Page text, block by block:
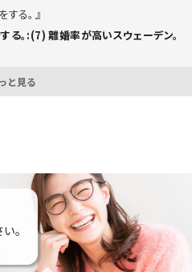
る。
る。:(7) 離婚率が高いスウェーデン。
と見る
。